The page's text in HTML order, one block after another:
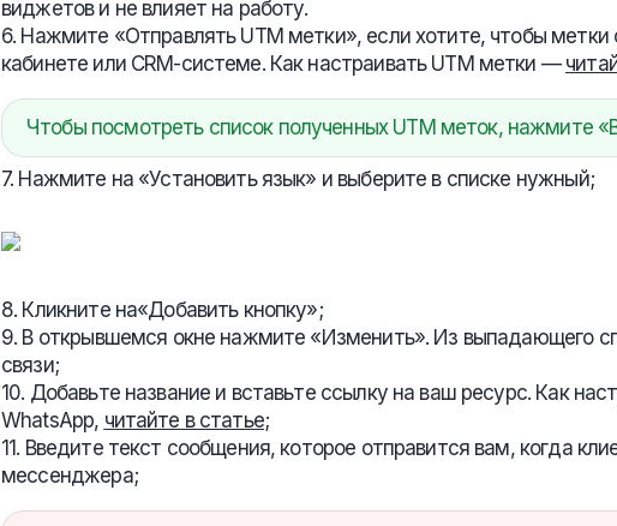
виджетов и не влияет на работу.
6. Нажмите «Отправлять UTM метки», если хотите, чтобы метки
кабинете или CRM-системе. Как настраивать UTM метки —
Чтобы посмотреть список полученных UTM меток, нажмите
7. Нажмите на «Установить язык» и выберите в списке нужный;
8. Кликните на«Добавить кнопку»;
9. В открывшемся окне нажмите «Изменить». Из выпадающего
связи;
10. Добавьте название и вставьте ссылку на ваш ресурс. Как
WhatsApp, читайте в статье;
11. Введите текст сообщения, которое отправится вам, когда
мессенджера;